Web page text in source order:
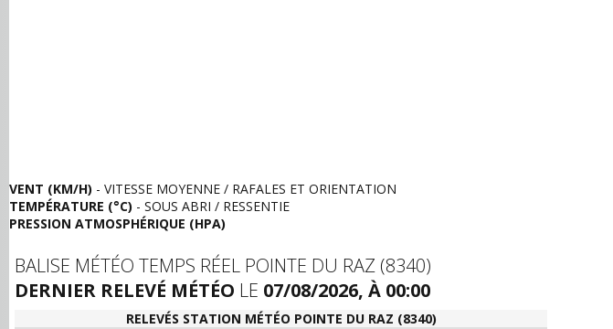
VENT (KM/H) - VITESSE MOYENNE / RAFALES ET ORIENTATION
TEMPÉRATURE (°C) - SOUS ABRI / RESSENTIE
PRESSION ATMOSPHÉRIQUE (HPA)
BALISE MÉTÉO TEMPS RÉEL POINTE DU RAZ (8340)
DERNIER RELEVÉ MÉTÉO LE 07/08/2026, À 00:00
RELEVÉS STATION MÉTÉO POINTE DU RAZ (8340)